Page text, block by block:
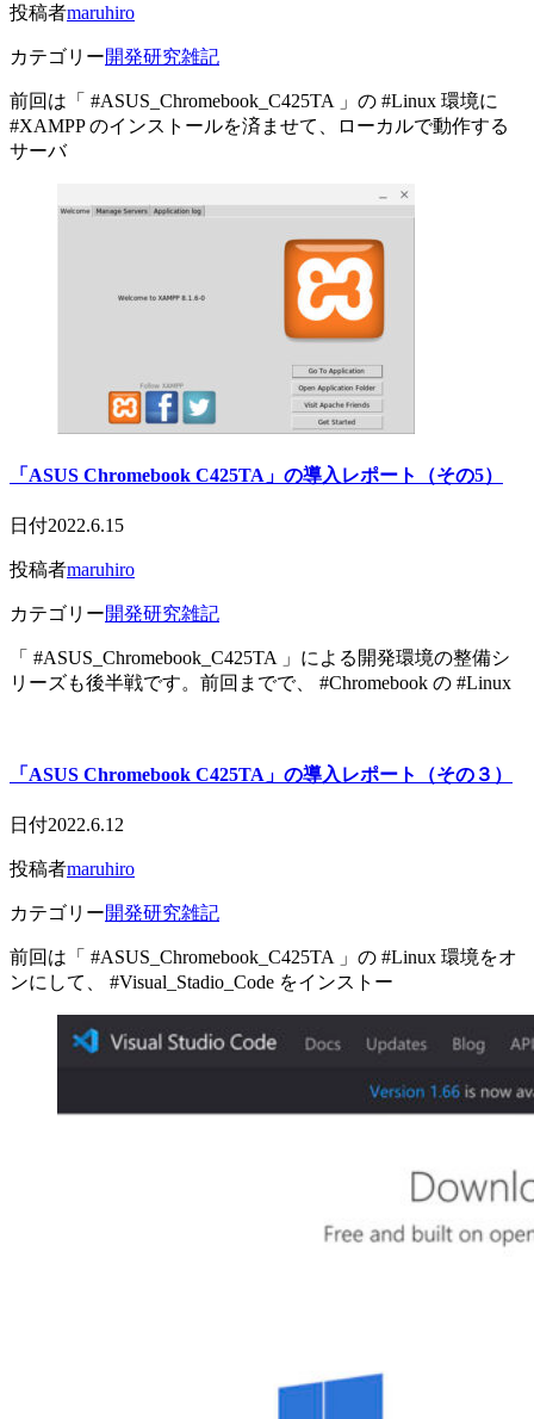
投稿者maruhiro
カテゴリー開発研究雑記
前回は「 #ASUS_Chromebook_C425TA 」の #Linux 環境に
#XAMPP のインストールを済ませて、ローカルで動作する
サーバ
「ASUS Chromebook C425TA」の導入レポート（その5）
日付2022.6.15
投稿者maruhiro
カテゴリー開発研究雑記
「 #ASUS_Chromebook_C425TA 」による開発環境の整備シ
リーズも後半戦です。前回までで、 #Chromebook の #Linux
「ASUS Chromebook C425TA」の導入レポート（その３）
日付2022.6.12
投稿者maruhiro
カテゴリー開発研究雑記
前回は「 #ASUS_Chromebook_C425TA 」の #Linux 環境をオ
ンにして、 #Visual_Stadio_Code をインストー